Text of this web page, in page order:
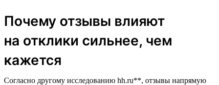
Почему отзывы влияют
на отклики сильнее, чем
кажется
Согласно другому исследованию hh.ru**, отзывы напрямую